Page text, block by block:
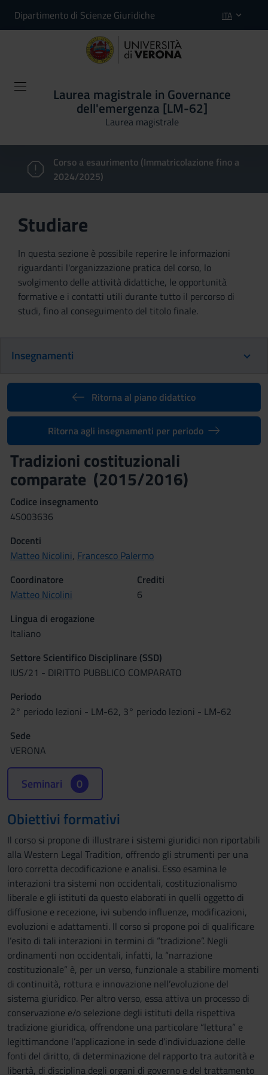
Dipartimento di Scienze Giuridiche ITA
Laurea magistrale in Governance
dell'emergenza [LM-62]
Laurea magistrale
Corso a esaurimento (Immatricolazione fino a
2024/2025)
Studiare
In questa sezione è possibile reperire le informazioni
riguardanti l'organizzazione pratica del corso, lo
svolgimento delle attività didattiche, le opportunità
formative e i contatti utili durante tutto il percorso di
studi, fino al conseguimento del titolo finale.
Insegnamenti
Ritorna al piano didattico
Ritorna agli insegnamenti per periodo
Tradizioni costituzionali
comparate (2015/2016)
Codice insegnamento
4S003636
Docenti
Matteo Nicolini, Francesco Palermo
Coordinatore
Matteo Nicolini
Crediti
6
Lingua di erogazione
Italiano
Settore Scientifico Disciplinare (SSD)
IUS/21 - DIRITTO PUBBLICO COMPARATO
Periodo
2° periodo lezioni - LM-62, 3° periodo lezioni - LM-62
Sede
VERONA
Seminari 0
Obiettivi formativi
Il corso si propone di illustrare i sistemi giuridici non riportabili
alla Western Legal Tradition, offrendo gli strumenti per una
loro corretta decodificazione e analisi. Esso esamina le
interazioni tra sistemi non occidentali, costituzionalismo
liberale e gli istituti da questo elaborati in quelli oggetto di
diffusione e recezione, ivi subendo influenze, modificazioni,
evoluzioni e adattamenti. Il corso si propone poi di qualificare
l’esito di tali interazioni in termini di “tradizione”. Negli
ordinamenti non occidentali, infatti, la “narrazione
costituzionale” è, per un verso, funzionale a stabilire momenti
di continuità, rottura e innovazione nell’evoluzione del
sistema giuridico. Per altro verso, essa attiva un processo di
conservazione e/o selezione degli istituti della rispettiva
tradizione giuridica, offrendone una particolare “lettura” e
legittimandone l’applicazione in sede d’individuazione delle
fonti del diritto, di determinazione del rapporto tra autorità e
libertà, di disciplina degli organi di governo e del trattamento